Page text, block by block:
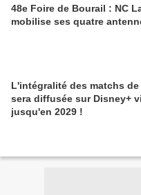
48e Foire de Bourail : NC
mobilise ses quatre
L'intégralité des matchs de
sera diffusée sur Disney+
jusqu'en 2029 !